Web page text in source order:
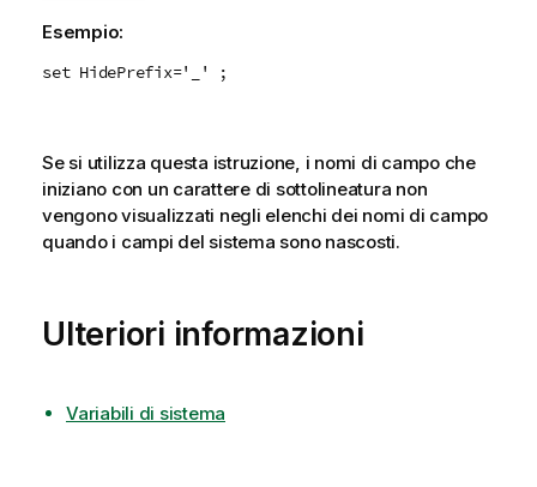
Esempio:
set HidePrefix='_' ;
Se si utilizza questa istruzione, i nomi di campo che
iniziano con un carattere di sottolineatura non
vengono visualizzati negli elenchi dei nomi di campo
quando i campi del sistema sono nascosti.
Ulteriori informazioni
Variabili di sistema